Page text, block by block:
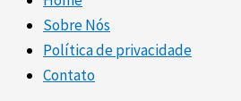
Sobre Nós
Política de privacidade
Contato